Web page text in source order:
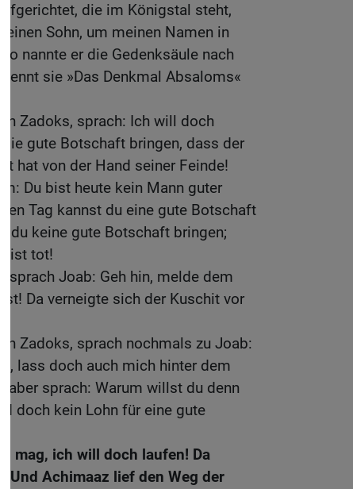
die im Königstal steht,
Sohn, um meinen Namen in
nannte er die Gedenksäule nach
sie »Das Denkmal Absaloms«
Zadoks, sprach: Ich will doch
gute Botschaft bringen, dass der
hat von der Hand seiner Feinde!
Du bist heute kein Mann guter
Tag kannst du eine gute Botschaft
du keine gute Botschaft bringen;
ist tot!
sprach Joab: Geh hin, melde dem
Da verneigte sich der Kuschit vor
Zadoks, sprach nochmals zu Joab:
lass doch auch mich hinter dem
aber sprach: Warum willst du denn
doch kein Lohn für eine gute
mag, ich will doch laufen! Da
Und Achimaaz lief den Weg der